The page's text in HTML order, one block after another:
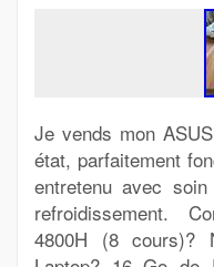
Je vends mon
état, parfaitement
entretenu avec
refroidissement.
4800H (8 cours)?